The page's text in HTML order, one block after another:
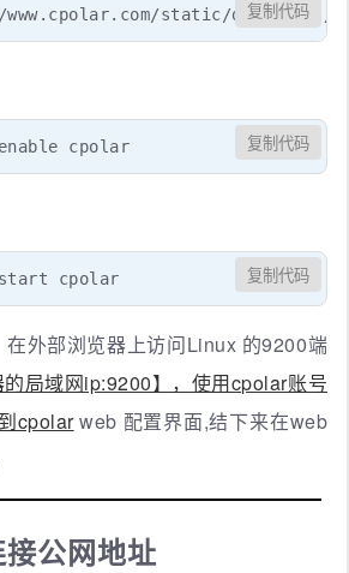
static/ 复制代码
cpolar 复制代码
cpolar 复制代码
外部浏览器上访问Linux 的9200端
局域网ip:9200】，使用cpolar账号
cpolarweb 配置界面,结下来在web
公网地址